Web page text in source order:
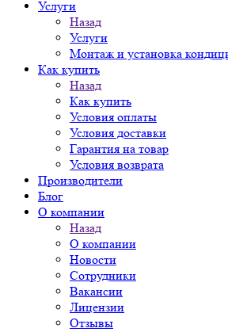
Услуги
Назад
Услуги
Монтаж и установка
Как купить
Назад
Как купить
Условия оплаты
Условия доставки
Гарантия на товар
Условия возврата
Производители
Блог
О компании
Назад
О компании
Новости
Сотрудники
Вакансии
Лицензии
Отзывы